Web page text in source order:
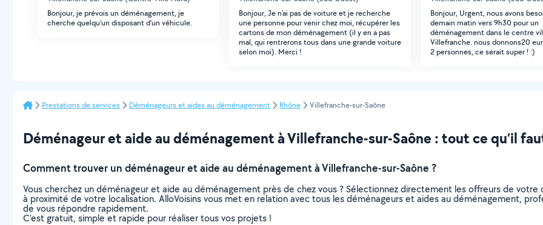
Bonjour, je prévois un déménagement, je
cherche quelqu'un disposant d'un véhicule.
Bonjour, Je n'ai pas de voiture et je recherche
une personne pour venir chez moi, récupérer les
cartons de mon déménagement (il y en a pas
mal, qui rentrerons tous dans une grande voiture
selon moi). Merci !
Bonjour, Urgent, nous avons
demain matin vers 9h30 pour un
déménagement dans le centre
Villefranche. nous donnons20
2 personnes, ce serait super ! :)
Prestations de services Déménageurs et aides au déménagement Rhône Villefranche-sur-Saône
Déménageur et aide au déménagement à Villefranche-sur-Saône : tout ce qu’il
Comment trouver un déménageur et aide au déménagement à Villefranche-sur-Saône ?
Vous cherchez un déménageur et aide au déménagement près de chez vous ? Sélectionnez directement les offreurs de
à proximité de votre localisation. AlloVoisins vous met en relation avec tous les déménageurs et aides au déménagement,
de vous répondre rapidement.
C’est gratuit, simple et rapide pour réaliser tous vos projets !